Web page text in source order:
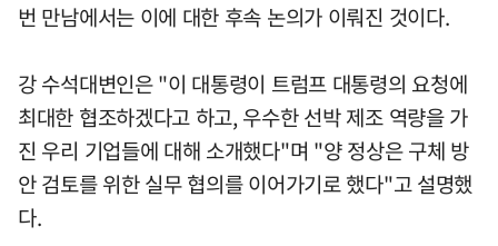
번 만남에서는 이에 대한 후속 논의가 이뤄진 것이다.
강 수석대변인은 "이 대통령이 트럼프 대통령의 요청에
최대한 협조하겠다고 하고, 우수한 선박 제조 역량을 가
진 우리 기업들에 대해 소개했다"며 "양 정상은 구체 방
안 검토를 위한 실무 협의를 이어가기로 했다"고 설명했
다.